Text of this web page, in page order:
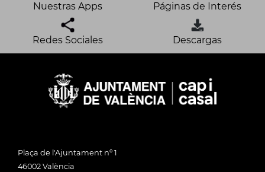
Nuestras Apps Páginas de Interés
Redes Sociales Descargas
Plaça de l'Ajuntament nº 1
46002 València